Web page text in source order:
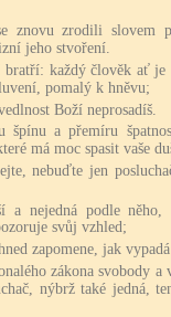
znovu zrodili slovem
jeho stvoření.
bratří: každý člověk ať je
pomalý k hněvu;
Boží neprosadíš.
špínu a přemíru
má moc spasit vaše
nebuďte jen
nejedná podle něho,
svůj vzhled;
zapomene, jak
zákona svobody a
nýbrž také jedná,